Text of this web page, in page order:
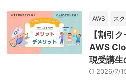
AWS ス
【割引
AWS
現受講生
2026/7/